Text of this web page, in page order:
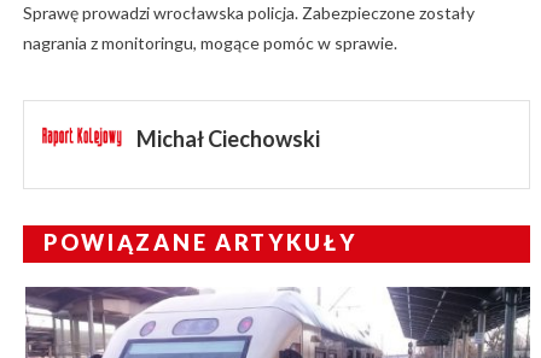
Sprawę prowadzi wrocławska policja. Zabezpieczone zostały
nagrania z monitoringu, mogące pomóc w sprawie.
Michał Ciechowski
POWIĄZANE ARTYKUŁY